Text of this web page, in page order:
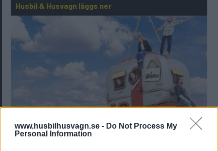
www.husbilhusvagn.se - Do Not Process My
Personal Information
Husbil & Husvagn läggs ner
Vi säger hejdå